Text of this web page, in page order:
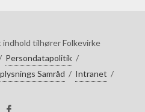
tilhører Folkevirke
Persondatapolitik /
Samråd / Intranet /